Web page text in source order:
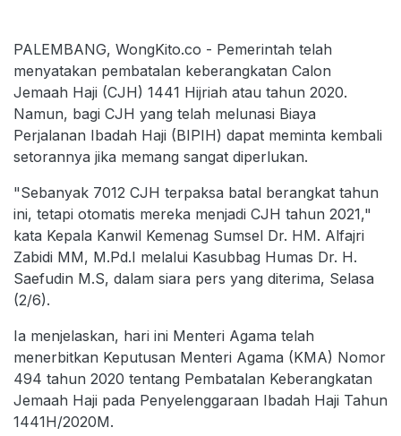
PALEMBANG, WongKito.co - Pemerintah telah
menyatakan pembatalan keberangkatan Calon
Jemaah Haji (CJH) 1441 Hijriah atau tahun 2020.
Namun, bagi CJH yang telah melunasi Biaya
Perjalanan Ibadah Haji (BIPIH) dapat meminta kembali
setorannya jika memang sangat diperlukan.
"Sebanyak 7012 CJH terpaksa batal berangkat tahun
ini, tetapi otomatis mereka menjadi CJH tahun 2021,"
kata Kepala Kanwil Kemenag Sumsel Dr. HM. Alfajri
Zabidi MM, M.Pd.I melalui Kasubbag Humas Dr. H.
Saefudin M.S, dalam siara pers yang diterima, Selasa
(2/6).
Ia menjelaskan, hari ini Menteri Agama telah
menerbitkan Keputusan Menteri Agama (KMA) Nomor
494 tahun 2020 tentang Pembatalan Keberangkatan
Jemaah Haji pada Penyelenggaraan Ibadah Haji Tahun
1441H/2020M.